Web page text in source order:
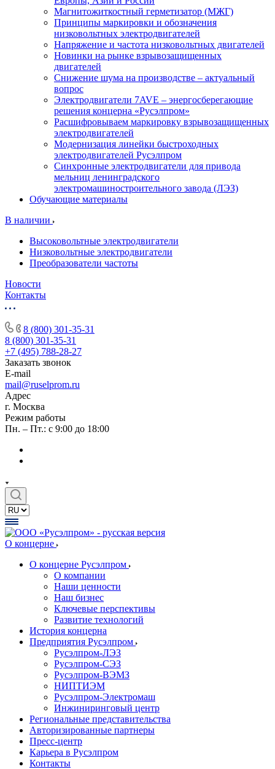
Магнитожиткостный герметизатор (МЖГ)
Принципы маркировки и обозначения
низковольтных электродвигателей
Напряжение и частота низковольтных двигателей
Новинки на рынке взрывозащищенных
двигателей
Снижение шума на производстве – актуальный
вопрос
Электродвигатели 7AVE – энергосберегающие
решения концерна «Русэлпром»
Расшифровываем маркировку взрывозащищенных
электродвигателей
Модернизация линейки быстроходных
электродвигателей Русэлпром
Синхронные электродвигатели для привода
мельниц ленинградского
электромашиностроительного завода (ЛЭЗ)
Обучающие материалы
В наличии
Высоковольтные электродвигатели
Низковольтные электродвигатели
Преобразователи частоты
Новости
Контакты
8 (800) 301-35-31
8 (800) 301-35-31
+7 (495) 788-28-27
Заказать звонок
E-mail
mail@ruselprom.ru
Адрес
г. Москва
Режим работы
Пн. – Пт.: с 9:00 до 18:00
О концерне
О концерне Русэлпром
О компании
Наши ценности
Наш бизнес
Ключевые перспективы
Развитие технологий
История концерна
Предприятия Русэлпром
Русэлпром-ЛЭЗ
Русэлпром-СЭЗ
Русэлпром-ВЭМЗ
НИПТИЭМ
Русэлпром-Электромаш
Инжиниринговый центр
Региональные представительства
Авторизированные партнеры
Пресс-центр
Карьера в Русэлпром
Контакты